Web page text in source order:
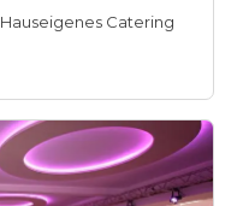
Hauseigenes Catering